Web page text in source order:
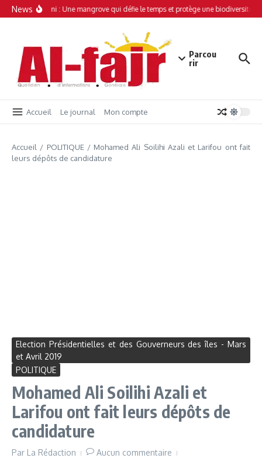
Aller au contenu
News
Simamboini : Une mangrove qui défie le temps et protège une biodiversité
Parcou
rir
Accueil Le journal Mon compte
Accueil / POLITIQUE/ Mohamed Ali Soilihi Azali et Larifou ont fait
leurs dépôts de candidature
Election Présidentielles et des Gouverneurs des îles - Mars
et Avril 2019
POLITIQUE
Mohamed Ali Soilihi Azali et
Larifou ont fait leurs dépôts de
candidature
Par La Rédaction
Aucun commentaire